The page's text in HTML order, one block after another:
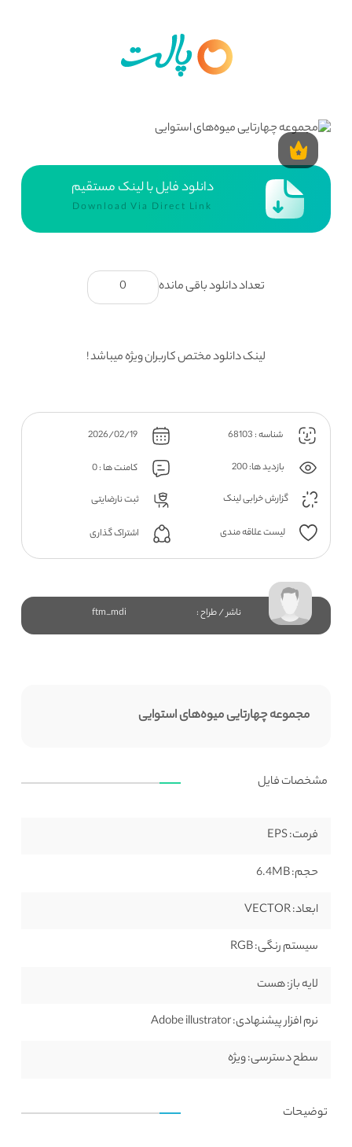
دانلود فایل با لینک مستقیم
Download Via Direct Link
تعداد دانلود باقی مانده 0
لینک دانلود مختص کاربران ویژه میباشد !
شناسه : 68103 2026/02/19
بازدید ها: 200
کامنت ها : 0
گزارش خرابی لینک
ثبت نارضایتی
لیست علاقه مندی اشتراک گذاری
ناشر / طراح : ftm_mdi
مجموعه چهارتایی میوه‌های استوایی
مشخصات فایل
فرمت:
حجم:
ابعاد:
سیستم رنگی:
لایه باز:هست
نرم افزار پیشنهادی:
سطح دسترسی:ویژه
توضیحات